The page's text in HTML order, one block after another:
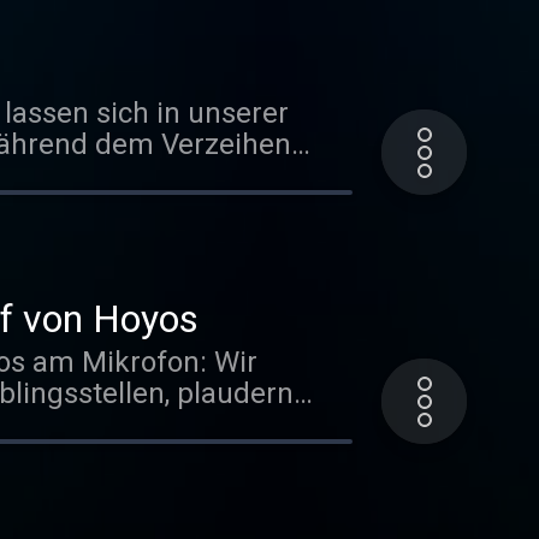
www.birtesteinkamp.de Folge direkt herunterladen
sich in unserer
dem Verzeihen
Rachenehmen,
von Hoyos
am Mikrofon: Wir
plaudern
zweieinhalb Jahre.